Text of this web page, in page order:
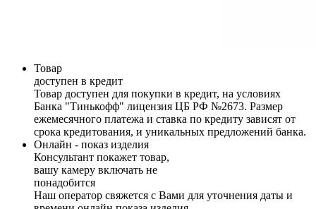
Товар
доступен в кредит
Товар доступен для покупки в кредит, на условиях
Банка "Тинькофф" лицензия ЦБ РФ №2673. Размер
ежемесячного платежа и ставка по кредиту зависят от
срока кредитования, и уникальных предложений банка.
Онлайн - показ изделия
Консультант покажет товар,
вашу камеру включать не
понадобится
Наш оператор свяжется с Вами для уточнения даты и